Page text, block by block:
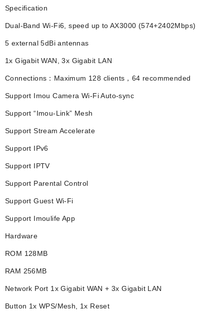
Specification
Dual-Band Wi-Fi6, speed up to AX3000 (574+2402Mbps)
5 external 5dBi antennas
1x Gigabit WAN, 3x Gigabit LAN
Connections：Maximum 128 clients，64 recommended
Support Imou Camera Wi-Fi Auto-sync
Support “Imou-Link” Mesh
Support Stream Accelerate
Support IPv6
Support IPTV
Support Parental Control
Support Guest Wi-Fi
Support Imoulife App
Hardware
ROM 128MB
RAM 256MB
Network Port 1x Gigabit WAN + 3x Gigabit LAN
Button 1x WPS/Mesh, 1x Reset